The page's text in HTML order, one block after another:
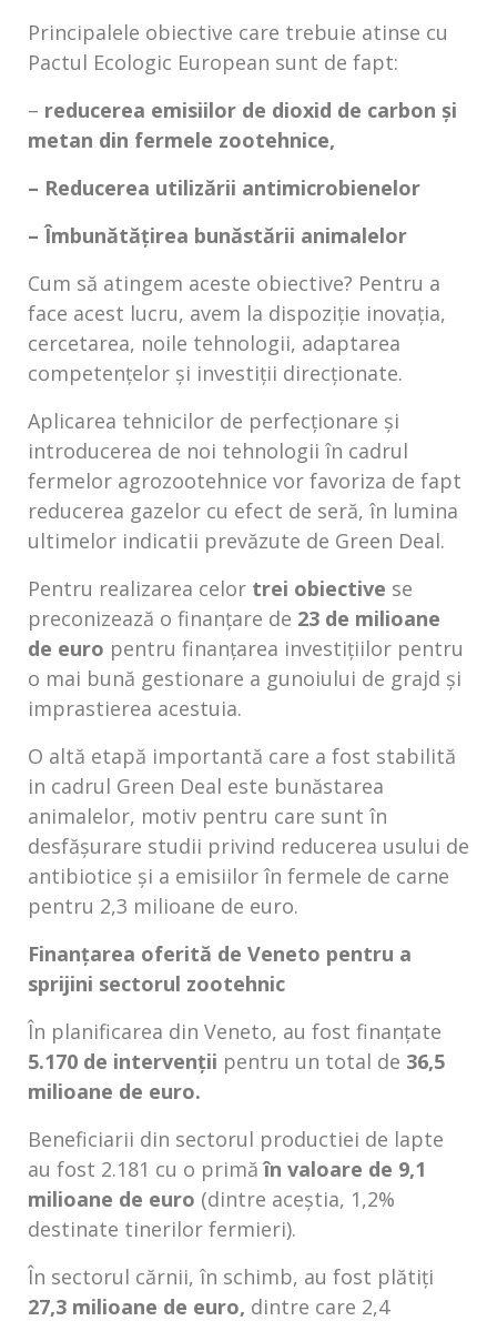
Principalele obiective care trebuie atinse cu
Pactul Ecologic European sunt de fapt:
– reducerea emisiilor de dioxid de carbon și
metan din fermele zootehnice,
– Reducerea utilizării antimicrobienelor
– Îmbunătățirea bunăstării animalelor
Cum să atingem aceste obiective? Pentru a
face acest lucru, avem la dispoziție inovația,
cercetarea, noile tehnologii, adaptarea
competențelor și investiții direcționate.
Aplicarea tehnicilor de perfecționare și
introducerea de noi tehnologii în cadrul
fermelor agrozootehnice vor favoriza de fapt
reducerea gazelor cu efect de seră, în lumina
ultimelor indicatii prevăzute de Green Deal.
Pentru realizarea celor trei obiective se
preconizează o finanțare de 23 de milioane
de euro pentru finanțarea investițiilor pentru
o mai bună gestionare a gunoiului de grajd și
imprastierea acestuia.
O altă etapă importantă care a fost stabilită
in cadrul Green Deal este bunăstarea
animalelor, motiv pentru care sunt în
desfășurare studii privind reducerea usului de
antibiotice și a emisiilor în fermele de carne
pentru 2,3 ​​milioane de euro.
Finanțarea oferită de Veneto pentru a
sprijini sectorul zootehnic
În planificarea din Veneto, au fost finanțate
5.170 de intervenții pentru un total de 36,5
milioane de euro.
Beneficiarii din sectorul productiei de lapte
au fost 2.181 cu o primăîn valoare de 9,1
milioane de euro (dintre aceștia, 1,2%
destinate tinerilor fermieri).
În sectorul cărnii, în schimb, au fost plătiți
27,3 milioane de euro, dintre care 2,4